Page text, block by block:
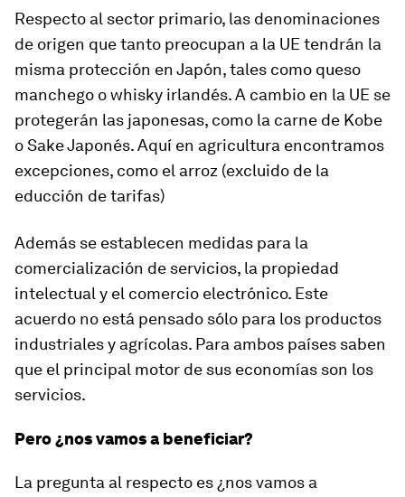
Respecto al sector primario, las denominaciones
de origen que tanto preocupan a la UE tendrán la
misma protección en Japón, tales como queso
manchego o whisky irlandés. A cambio en la UE se
protegerán las japonesas, como la carne de Kobe
o Sake Japonés. Aquí en agricultura encontramos
excepciones, como el arroz (excluido de la
educción de tarifas)
Además se establecen medidas para la
comercialización de servicios, la propiedad
intelectual y el comercio electrónico. Este
acuerdo no está pensado sólo para los productos
industriales y agrícolas. Para ambos países saben
que el principal motor de sus economías son los
servicios.
Pero ¿nos vamos a beneficiar?
La pregunta al respecto es ¿nos vamos a